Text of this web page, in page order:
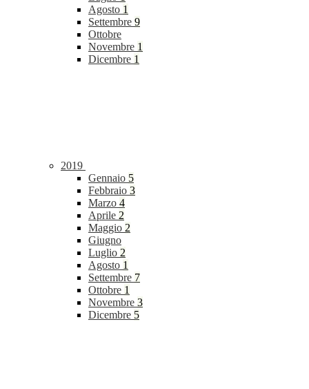
Agosto 1
Settembre 9
Ottobre
Novembre 1
Dicembre 1
2019
Gennaio 5
Febbraio 3
Marzo 4
Aprile 2
Maggio 2
Giugno
Luglio 2
Agosto 1
Settembre 7
Ottobre 1
Novembre 3
Dicembre 5